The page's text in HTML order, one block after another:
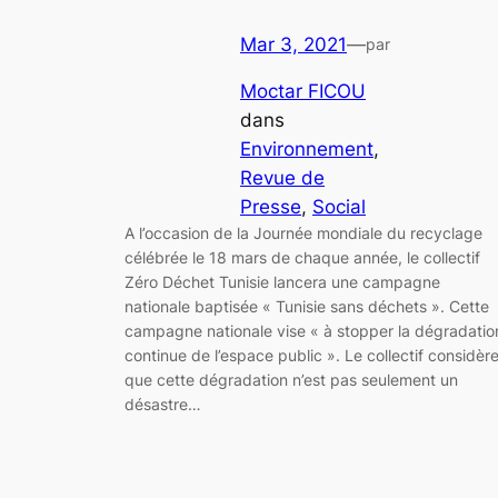
Mar 3, 2021—par
Moctar FICOU
dans
Environnement
Revue de
Presse, Social
A l’occasion de la Journée mondiale du recyclage
célébrée le 18 mars de chaque année, le collectif
Zéro Déchet Tunisie lancera une campagne
nationale baptisée « Tunisie sans déchets ». Cette
campagne nationale vise « à stopper la
continue de l’espace public ». Le collectif considère
que cette dégradation n’est pas seulement un
désastre…